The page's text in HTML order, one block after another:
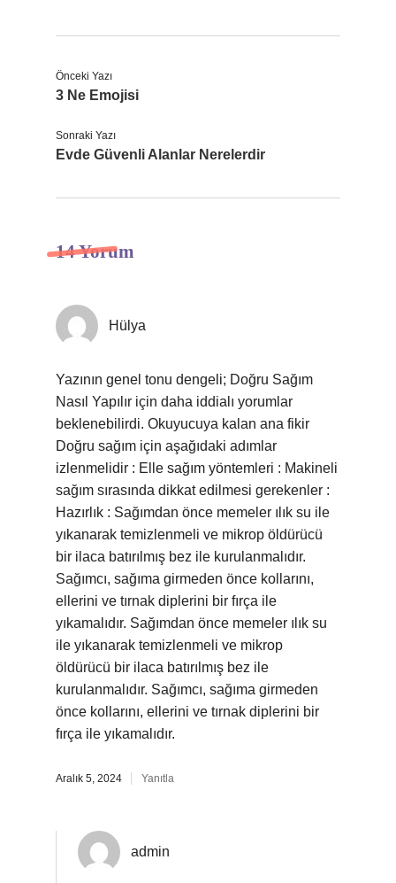
Önceki Yazı
3 Ne Emojisi
Sonraki Yazı
Evde Güvenli Alanlar Nerelerdir
14 Yorum
Hülya
Yazının genel tonu dengeli; Doğru Sağım
Nasıl Yapılır için daha iddialı yorumlar
beklenebilirdi. Okuyucuya kalan ana fikir
Doğru sağım için aşağıdaki adımlar
izlenmelidir : Elle sağım yöntemleri : Makineli
sağım sırasında dikkat edilmesi gerekenler :
Hazırlık : Sağımdan önce memeler ılık su ile
yıkanarak temizlenmeli ve mikrop öldürücü
bir ilaca batırılmış bez ile kurulanmalıdır.
Sağımcı, sağıma girmeden önce kollarını,
ellerini ve tırnak diplerini bir fırça ile
yıkamalıdır. Sağımdan önce memeler ılık su
ile yıkanarak temizlenmeli ve mikrop
öldürücü bir ilaca batırılmış bez ile
kurulanmalıdır. Sağımcı, sağıma girmeden
önce kollarını, ellerini ve tırnak diplerini bir
fırça ile yıkamalıdır.
Aralık 5, 2024 Yanıtla
admin